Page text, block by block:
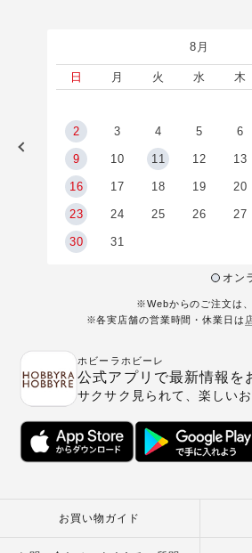
8月
日 月 火 水 木
2 3 4 5 6
9 10 11 12 13
16 17 18 19 20
23 24 25 26 27
30 31
オン
※Webからのご注文は
※各実店舗の営業時間・休業日は
ホビーラホビーレ
公式アプリで最新情報を
サクサク見られて、楽しい
お買い物ガイド